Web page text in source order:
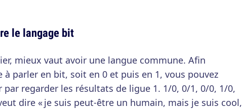
le langage bit
mieux vaut avoir une langue commune. Afin
à parler en bit, soit en 0 et puis en 1, vous pouvez
par regarder les résultats de ligue 1. 1/0, 0/1, 0/0, 1/0,
dire « je suis peut-être un humain, mais je suis cool,